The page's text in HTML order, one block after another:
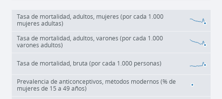
Tasa de mortalidad, adultos, mujeres (por cada 1.000
mujeres adultas)
Tasa de mortalidad, adultos, varones (por cada 1.000
varones adultos)
Tasa de mortalidad, bruta (por cada 1.000 personas)
Prevalencia de anticonceptivos, métodos modernos (% de
mujeres de 15 a 49 años)